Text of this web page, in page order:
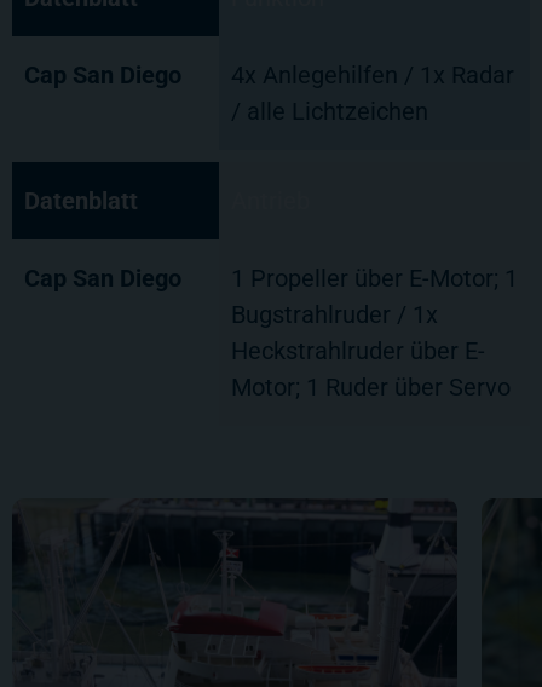
Cap San Diego
4x Anlegehilfen / 1x Radar
/ alle Lichtzeichen
Datenblatt
Cap San Diego
1 Propeller über E-Motor; 1
Bugstrahlruder / 1x
Heckstrahlruder über E-
Motor; 1 Ruder über Servo